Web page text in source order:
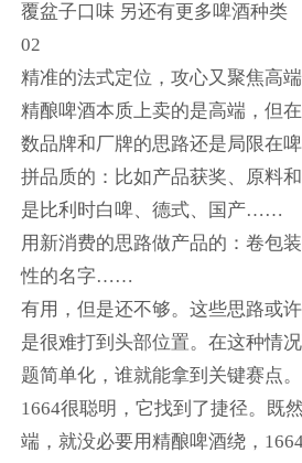
覆盆子口味 另还有更多啤酒种类
02
精准的法式定位，攻心又聚焦高端
精酿啤酒本质上卖的是高端，但
数品牌和厂牌的思路还是局限在啤
拼品质的：比如产品获奖、原料
是比利时白啤、德式、国产……
用新消费的思路做产品的：卷包
性的名字……
有用，但是还不够。这些思路或
是很难打到头部位置。在这种情
题简单化，谁就能拿到关键赛点。
1664很聪明，它找到了捷径。既
端，就没必要用精酿啤酒绕，